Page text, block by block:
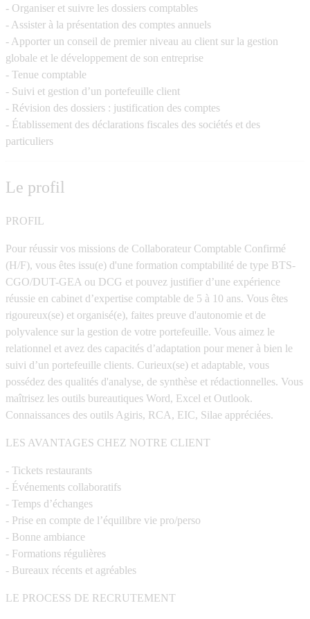
- Organiser et suivre les dossiers comptables
- Assister à la présentation des comptes annuels
- Apporter un conseil de premier niveau au client sur la gestion
globale et le développement de son entreprise
- Tenue comptable
- Suivi et gestion d’un portefeuille client
- Révision des dossiers : justification des comptes
- Établissement des déclarations fiscales des sociétés et des
particuliers
Le profil
PROFIL
Pour réussir vos missions de Collaborateur Comptable Confirmé
(H/F), vous êtes issu(e) d'une formation comptabilité de type BTS-
CGO/DUT-GEA ou DCG et pouvez justifier d’une expérience
réussie en cabinet d’expertise comptable de 5 à 10 ans. Vous êtes
rigoureux(se) et organisé(e), faites preuve d'autonomie et de
polyvalence sur la gestion de votre portefeuille. Vous aimez le
relationnel et avez des capacités d’adaptation pour mener à bien le
suivi d’un portefeuille clients. Curieux(se) et adaptable, vous
possédez des qualités d'analyse, de synthèse et rédactionnelles. Vous
maîtrisez les outils bureautiques Word, Excel et Outlook.
Connaissances des outils Agiris, RCA, EIC, Silae appréciées.
LES AVANTAGES CHEZ NOTRE CLIENT
- Tickets restaurants
- Événements collaboratifs
- Temps d’échanges
- Prise en compte de l’équilibre vie pro/perso
- Bonne ambiance
- Formations régulières
- Bureaux récents et agréables
LE PROCESS DE RECRUTEMENT